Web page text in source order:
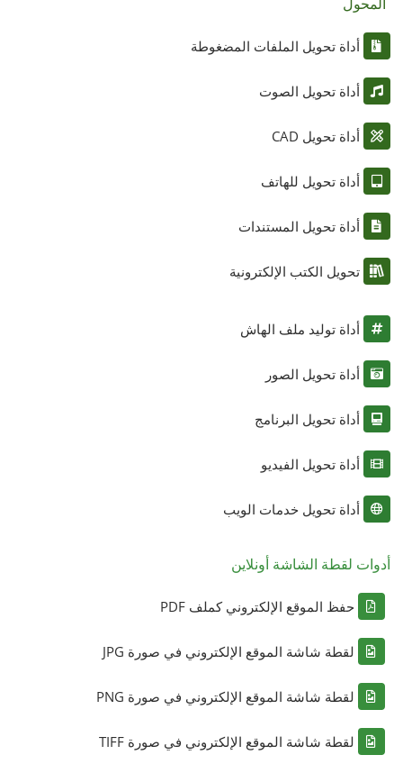
المحول
أداة تحويل الملفات المضغوطة
أداة تحويل الصوت
أداة تحويل CAD
أداة تحويل للهاتف
أداة تحويل المستندات
تحويل الكتب الإلكترونية
أداة توليد ملف الهاش
أداة تحويل الصور
أداة تحويل البرنامج
أداة تحويل الفيديو
أداة تحويل خدمات الويب
أدوات لقطة الشاشة أونلاين
حفظ الموقع الإلكتروني كملف PDF
لقطة شاشة الموقع الإلكتروني في صورة JPG
لقطة شاشة الموقع الإلكتروني في صورة PNG
لقطة شاشة الموقع الإلكتروني في صورة TIFF